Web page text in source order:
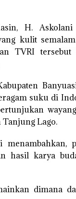
H.
kulit
TVRI
suku di
Lago.
hasil karya
dimana